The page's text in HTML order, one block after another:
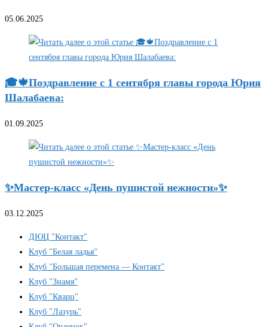
05.06.2025
🎓🍁Поздравление с 1 сентября главы города Юрия
Шалабаева:
01.09.2025
✨Мастер-класс «День пушистой нежности»✨
03.12.2025
ДЮЦ "Контакт"
Клуб "Белая ладья"
Клуб "Большая перемена — Контакт"
Клуб "Знамя"
Клуб "Кварц"
Клуб "Лазурь"